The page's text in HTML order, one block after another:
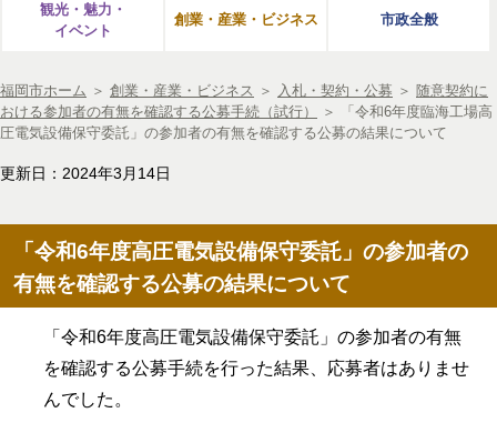
観光・魅力・
イベント
創業・産業・ビジネス 市政全般
福岡市ホーム ＞ 創業・産業・ビジネス ＞ 入札・契約・公募 ＞ 随意契約に
おける参加者の有無を確認する公募手続（試行）
＞
「令和6年度臨海工場高
圧電気設備保守委託」の参加者の有無を確認する公募の結果について
更新日：2024年3月14日
「令和6年度高圧電気設備保守委託」の参加者の
有無を確認する公募の結果について
「令和6年度高圧電気設備保守委託」の参加者の有無
を確認する公募手続を行った結果、応募者はありませ
んでした。